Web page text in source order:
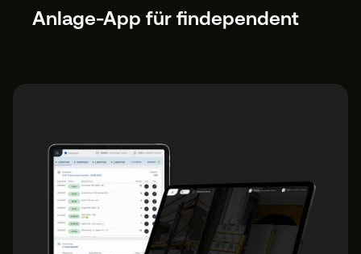
Anlage-App für findependent